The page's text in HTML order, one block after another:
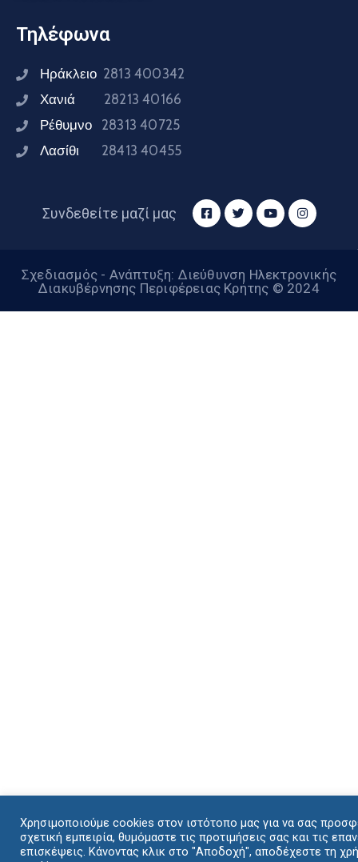
Τηλέφωνα
Ηράκλειο 2813 400342
Χανιά 28213 40166
Ρέθυμνο 28313 40725
Λασίθι 28413 40455
Συνδεθείτε μαζί μας
Σχεδιασμός - Ανάπτυξη: Διεύθυνση Ηλεκτρονικής
Διακυβέρνησης Περιφέρειας Κρήτης © 2024
Χρησιμοποιούμε cookies στον ιστότοπο μας για να σας
σχετική εμπειρία, θυμόμαστε τις προτιμήσεις σας και τις
επισκέψεις. Κάνοντας κλικ στο "Αποδοχή", αποδέχεστε τη